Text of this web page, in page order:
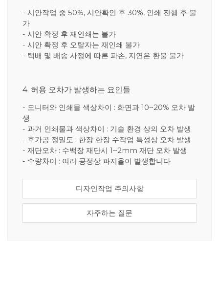
- 시안작업 중 50%, 시안확인 후 30%, 인쇄 진행 후 불
가
- 시안 확정 후 재인쇄는 불가
- 시안 확정 후 오탈자는 재인쇄 불가
- 택배 및 배송 사정에 따른 파손, 지연은 환불 불가
4. 허용 오차가 발생하는 요인들
- 모니터와 인쇄물 색상차이 : 화면과 10~20% 오차 발
생
- 과거 인쇄물과 색상차이 : 기술 환경 상의 오차 발생
- 후가공 정밀도 : 한장 한장 수작업 특성상 오차 발생
- 재단오차 : 수백장 재단시 1~2mm 재단 오차 발생
- 수량차이 : 여러 공정상 파지율이 발생합니다
디자인작업 주의사항
자주하는 질문